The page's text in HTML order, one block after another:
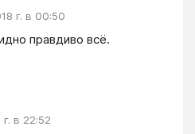
г. в 00:50
правдиво всё.
в 22:52